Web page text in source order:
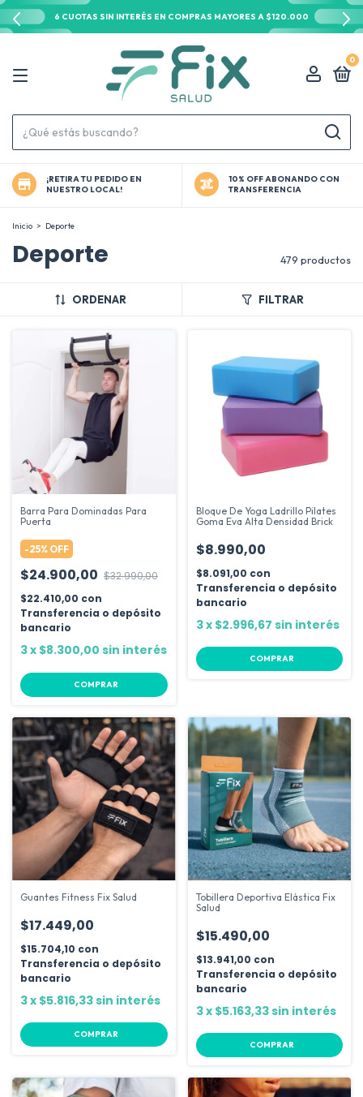
6 CUOTAS SIN INTERÉS EN COMPRAS MAYORES A $120.000
0
¡RETIRA TU PEDIDO EN
NUESTRO LOCAL!
10% OFF ABONANDO CON
TRANSFERENCIA
Inicio > Deporte
Deporte 479 productos
ORDENAR FILTRAR
Barra Para Dominadas Para
Puerta
-25% OFF
$24.900,00 $32.990,00
$22.410,00 con
Transferencia o depósito
bancario
3x $8.300,00 sin interés
Bloque De Yoga Ladrillo Pilates
Goma Eva Alta Densidad Brick
$8.990,00
$8.091,00 con
Transferencia o depósito
bancario
3x $2.996,67 sin interés
COMPRAR
Guantes Fitness Fix Salud
$17.449,00
$15.704,10 con
Transferencia o depósito
bancario
3x $5.816,33sin interés
COMPRAR
Tobillera Deportiva Elástica Fix
Salud
$15.490,00
$13.941,00 con
Transferencia o depósito
bancario
3x $5.163,33sin interés
COMPRAR